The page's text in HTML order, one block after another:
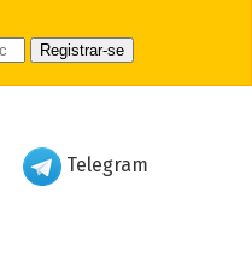
Telegram